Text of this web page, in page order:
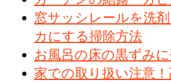
窓サッシレールを洗
カにする掃除方法
お風呂の床の黒ずみ
家での取り扱い注意！